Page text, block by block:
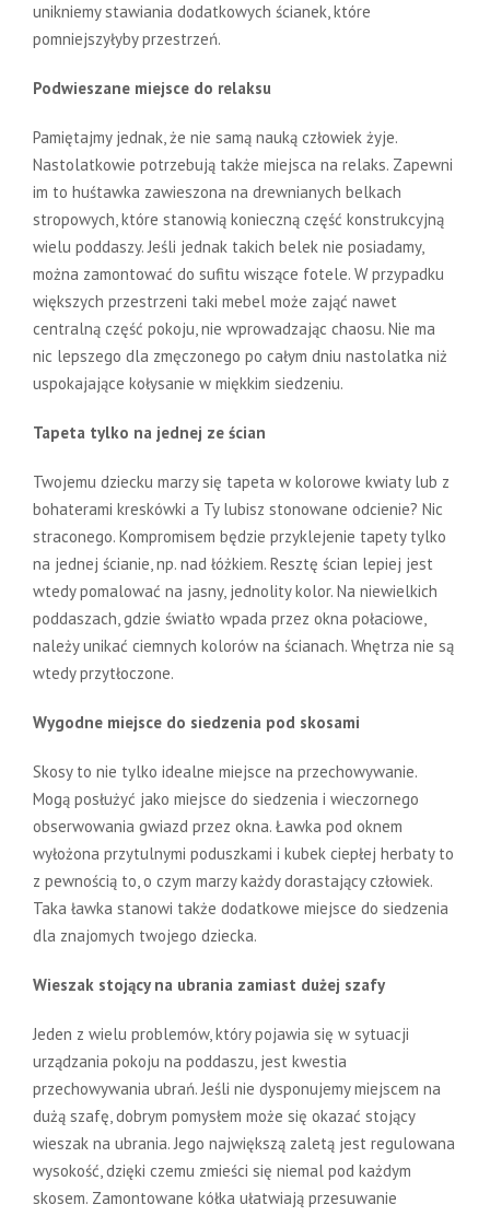
unikniemy stawiania dodatkowych ścianek, które
pomniejszyłyby przestrzeń.
Podwieszane miejsce do relaksu
Pamiętajmy jednak, że nie samą nauką człowiek żyje.
Nastolatkowie potrzebują także miejsca na relaks. Zapewni
im to huśtawka zawieszona na drewnianych belkach
stropowych, które stanowią konieczną część konstrukcyjną
wielu poddaszy. Jeśli jednak takich belek nie posiadamy,
można zamontować do sufitu wiszące fotele. W przypadku
większych przestrzeni taki mebel może zająć nawet
centralną część pokoju, nie wprowadzając chaosu. Nie ma
nic lepszego dla zmęczonego po całym dniu nastolatka niż
uspokajające kołysanie w miękkim siedzeniu.
Tapeta tylko na jednej ze ścian
Twojemu dziecku marzy się tapeta w kolorowe kwiaty lub z
bohaterami kreskówki a Ty lubisz stonowane odcienie? Nic
straconego. Kompromisem będzie przyklejenie tapety tylko
na jednej ścianie, np. nad łóżkiem. Resztę ścian lepiej jest
wtedy pomalować na jasny, jednolity kolor. Na niewielkich
poddaszach, gdzie światło wpada przez okna połaciowe,
należy unikać ciemnych kolorów na ścianach. Wnętrza nie są
wtedy przytłoczone.
Wygodne miejsce do siedzenia pod skosami
Skosy to nie tylko idealne miejsce na przechowywanie.
Mogą posłużyć jako miejsce do siedzenia i wieczornego
obserwowania gwiazd przez okna. Ławka pod oknem
wyłożona przytulnymi poduszkami i kubek ciepłej herbaty to
z pewnością to, o czym marzy każdy dorastający człowiek.
Taka ławka stanowi także dodatkowe miejsce do siedzenia
dla znajomych twojego dziecka.
Wieszak stojący na ubrania zamiast dużej szafy
Jeden z wielu problemów, który pojawia się w sytuacji
urządzania pokoju na poddaszu, jest kwestia
przechowywania ubrań. Jeśli nie dysponujemy miejscem na
dużą szafę, dobrym pomysłem może się okazać stojący
wieszak na ubrania. Jego największą zaletą jest regulowana
wysokość, dzięki czemu zmieści się niemal pod każdym
skosem. Zamontowane kółka ułatwiają przesuwanie